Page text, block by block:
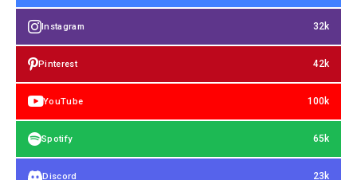
Instagram 32k
Pinterest 42k
YouTube 100k
Spotify 65k
Discord 23k